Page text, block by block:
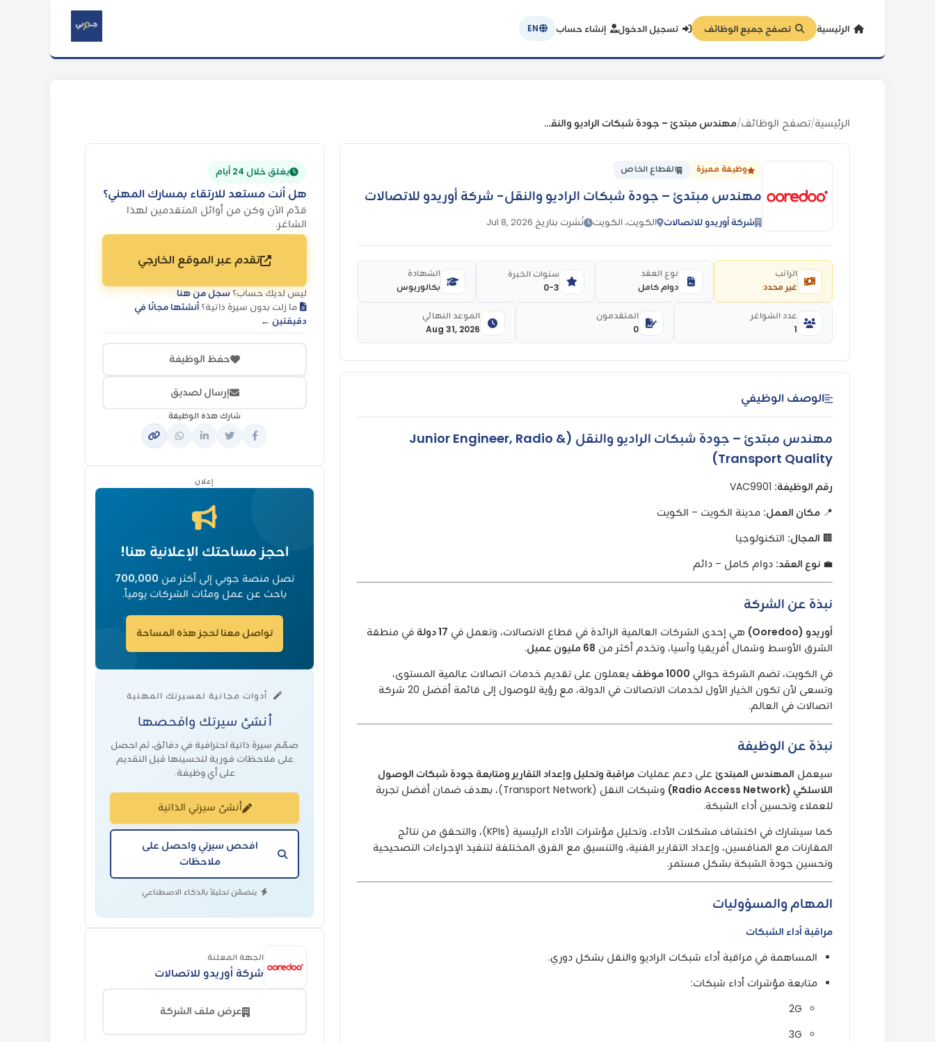
الرئيسية تصفح جميع الوظائف تسجيل الدخول إنشاء حساب EN
الرئيسية/تصفح الوظائف/ مهندس مبتدئ – جودة شبكات الراديو والنقل- شركة أوريدو للاتصالات
وظيفة مميزة القطاع الخاص
مهندس مبتدئ – جودة شبكات الراديو والنقل- شركة أوريدو للاتصالات
شركة أوريدو للاتصالات الكويت، الكويت نُشرت بتاريخ Jul 8, 2026
غير محدد
الراتب
دوام كامل
نوع العقد
0-3
سنوات الخبرة
بكالوريوس
الشهادة
1
عدد الشواغر
0
المتقدمون
Aug 31, 2026
الموعد النهائي
يغلق خلال 24 أيام
هل أنت مستعد للارتقاء بمسارك المهني؟
قدّم الآن وكن من أوائل المتقدمين لهذا
الشاغر.
تقدم عبر الموقع الخارجي
ليس لديك حساب؟سجل من هنا
ما زلت بدون سيرة ذاتية؟ أنشئها مجانًا في
دقيقتين ←
حفظ الوظيفة
إرسال لصديق
شارك هذه الوظيفة
إعلان
احجز مساحتك الإعلانية هنا!
تصل منصة جوبي إلى أكثر من 700,000
باحث عن عمل ومئات الشركات يومياً.
تواصل معنا لحجز هذه المساحة
أدوات مجانية لمسيرتك المهنية
أنشئ سيرتك وافحصها
صمّم سيرة ذاتية احترافية في دقائق، ثم احصل
على ملاحظات فورية لتحسينها قبل التقديم
على أي وظيفة.
أنشئ سيرتي الذاتية
افحص سيرتي واحصل على
ملاحظات
يتضمّن تحليلاً بالذكاء الاصطناعي
الجهة المعلنة
شركة أوريدو للاتصالات
عرض ملف الشركة
الوصف الوظيفي
مهندس مبتدئ – جودة شبكات الراديو والنقل (Junior Engineer, Radio &
Transport Quality)
رقم الوظيفة:
📍 مكان العمل: مدينة الكويت – الكويت
🏢 المجال: التكنولوجيا
💼 نوع العقد: دوام كامل – دائم
نبذة عن الشركة
أوريدو (Ooredoo) هي إحدى الشركات العالمية الرائدة في قطاع الاتصالات، وتعمل في 17 دولة
في منطقة
الشرق الأوسط وشمال أفريقيا وآسيا، وتخدم أكثر من 68 مليون عميل
.
في الكويت، تضم الشركة حوالي 1000 موظف
يعملون على تقديم خدمات اتصالات عالمية المستوى،
وتسعى لأن تكون الخيار الأول لخدمات الاتصالات في الدولة، مع رؤية للوصول إلى قائمة أفضل 20 شركة
اتصالات في العالم.
نبذة عن الوظيفة
سيعمل المهندس المبتدئ على دعم عمليات مراقبة وتحليل وإعداد التقارير ومتابعة جودة شبكات الوصول
اللاسلكي (Radio Access Network)
وشبكات النقل (Transport Network)، بهدف ضمان أفضل تجربة
للعملاء وتحسين أداء الشبكة.
كما سيشارك في اكتشاف مشكلات الأداء، وتحليل مؤشرات الأداء الرئيسية (KPIs)، والتحقق من نتائج
المقارنات مع المنافسين، وإعداد التقارير الفنية، والتنسيق مع الفرق المختلفة لتنفيذ الإجراءات التصحيحية
وتحسين جودة الشبكة بشكل مستمر.
المهام والمسؤوليات
مراقبة أداء الشبكات
المساهمة في مراقبة أداء شبكات الراديو والنقل بشكل دوري.
متابعة مؤشرات أداء شبكات:
2G
3G